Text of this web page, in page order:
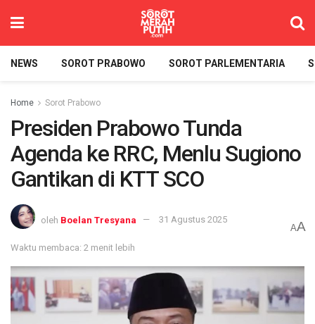
NEWS SOROT PRABOWO SOROT PARLEMENTARIA
Home Sorot Prabowo
Presiden Prabowo Tunda
Agenda ke RRC, Menlu Sugiono
Gantikan di KTT SCO
oleh Boelan Tresyana 31 Agustus 2025
Waktu membaca: 2 menit lebih
AA